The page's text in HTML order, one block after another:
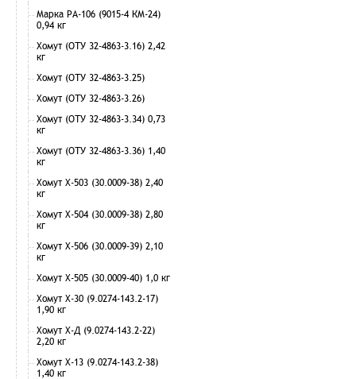
Марка РА-106 (9015-4 КМ-24)
0,94 кг
Хомут (ОТУ 32-4863-3.16) 2,42
кг
Хомут (ОТУ 32-4863-3.25)
Хомут (ОТУ 32-4863-3.26)
Хомут (ОТУ 32-4863-3.34) 0,73
кг
Хомут (ОТУ 32-4863-3.36) 1,40
кг
Хомут Х-503 (30.0009-38) 2,40
кг
Хомут Х-504 (30.0009-38) 2,80
кг
Хомут Х-506 (30.0009-39) 2,10
кг
Хомут Х-505 (30.0009-40) 1,0 кг
Хомут Х-30 (9.0274-143.2-17)
1,90 кг
Хомут Х-Д (9.0274-143.2-22)
2,20 кг
Хомут Х-13 (9.0274-143.2-38)
1,40 кг